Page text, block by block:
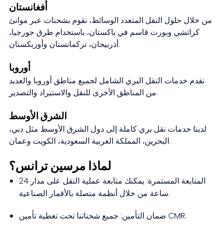
أفغانستان
من خلال حلول النقل المتعدد الوسائط، نقوم بشحنات عبر موانئ
كراتشي وبورت قاسم في باكستان، باستخدام طرق جورجيا،
أذربيجان، تركمانستان وأوزبكستان.
أوروبا
نقدم خدمات النقل البري الشامل لجميع مناطق أوروبا والعديد
من المناطق الأخرى للنقل والاستيراد والتصدير.
الشرق الأوسط
لدينا خدمات نقل بري كاملة إلى دول الشرق الأوسط مثل دبي،
البحرين، المملكة العربية السعودية، الكويت وعمان.
لماذا مرسين ترانس؟
المتابعة المستمرة:
يمكنك متابعة عملية النقل على مدار 24
ساعة من خلال أنظمة متصلة بالأقمار الصناعية.
ضمان التأمين: جميع شحناتنا تحت تغطية تأمين CMR.